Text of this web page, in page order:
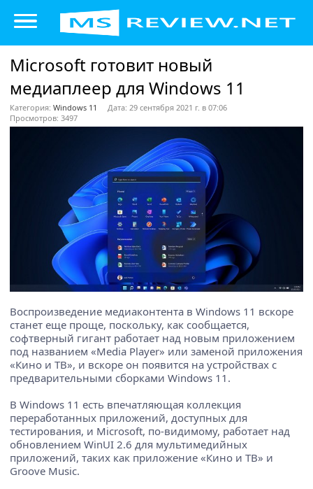
Microsoft готовит новый
медиаплеер для Windows 11
Категория: Windows 11
Дата: 29 сентября 2021 г. в 07:06
Просмотров: 3497
Воспроизведение медиаконтента в Windows 11 вскоре
станет еще проще, поскольку, как сообщается,
софтверный гигант работает над новым приложением
под названием «Media Player» или заменой приложения
«Кино и ТВ», и вскоре он появится на устройствах с
предварительными сборками Windows 11.
В Windows 11 есть впечатляющая коллекция
переработанных приложений, доступных для
тестирования, и Microsoft, по-видимому, работает над
обновлением WinUI 2.6 для мультимедийных
приложений, таких как приложение «Кино и ТВ» и
Groove Music.